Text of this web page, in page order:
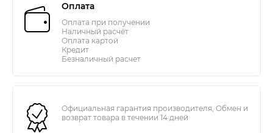
Оплата
Оплата при получении
Наличный расчёт
Оплата картой
Кредит
Безналичный расчет
Официальная гарантия производителя, Обмен и
возврат товара в течении 14 дней